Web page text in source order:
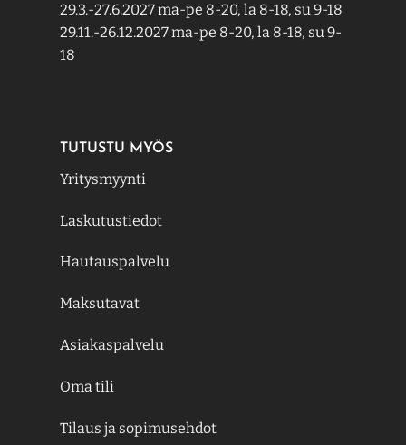
29.3.-27.6.2027 ma-pe 8-20, la 8-18, su 9-18
29.11.-26.12.2027 ma-pe 8-20, la 8-18, su 9-
18
TUTUSTU MYÖS
Yritysmyynti
Laskutustiedot
Hautauspalvelu
Maksutavat
Asiakaspalvelu
Oma tili
Tilaus ja sopimusehdot